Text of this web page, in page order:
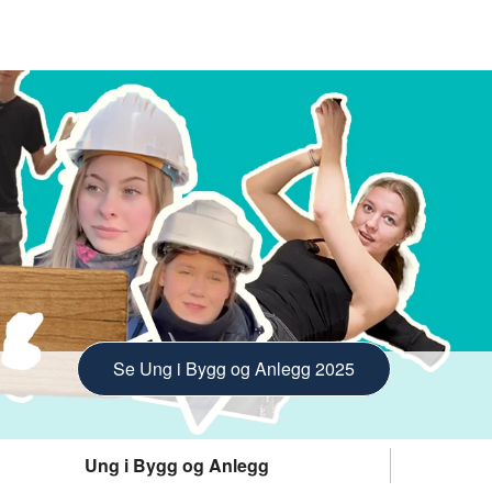
Se Ung i Bygg og Anlegg 2025
Ung i Bygg og Anlegg